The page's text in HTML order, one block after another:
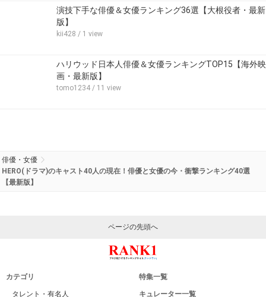
演技下手な俳優＆女優ランキング36選【大根役者・最新
版】
kii428 / 1 view
ハリウッド日本人俳優＆女優ランキングTOP15【海外映
画・最新版】
tomo1234 / 11 view
俳優・女優
HERO(ドラマ)のキャスト40人の現在！俳優と女優の今・衝撃ランキング40選
【最新版】
ページの先頭へ
カテゴリ
タレント・有名人
特集一覧
キュレーター一覧